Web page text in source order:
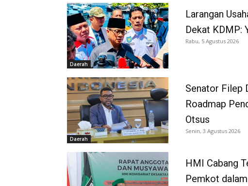
Daerah
Larangan
Dekat KDMP:
Rabu, 5 Agustus 2026
Daerah
Senator Filep
Roadmap
Otsus
Senin, 3 Agustus 2026
HMI Cabang
Pemkot